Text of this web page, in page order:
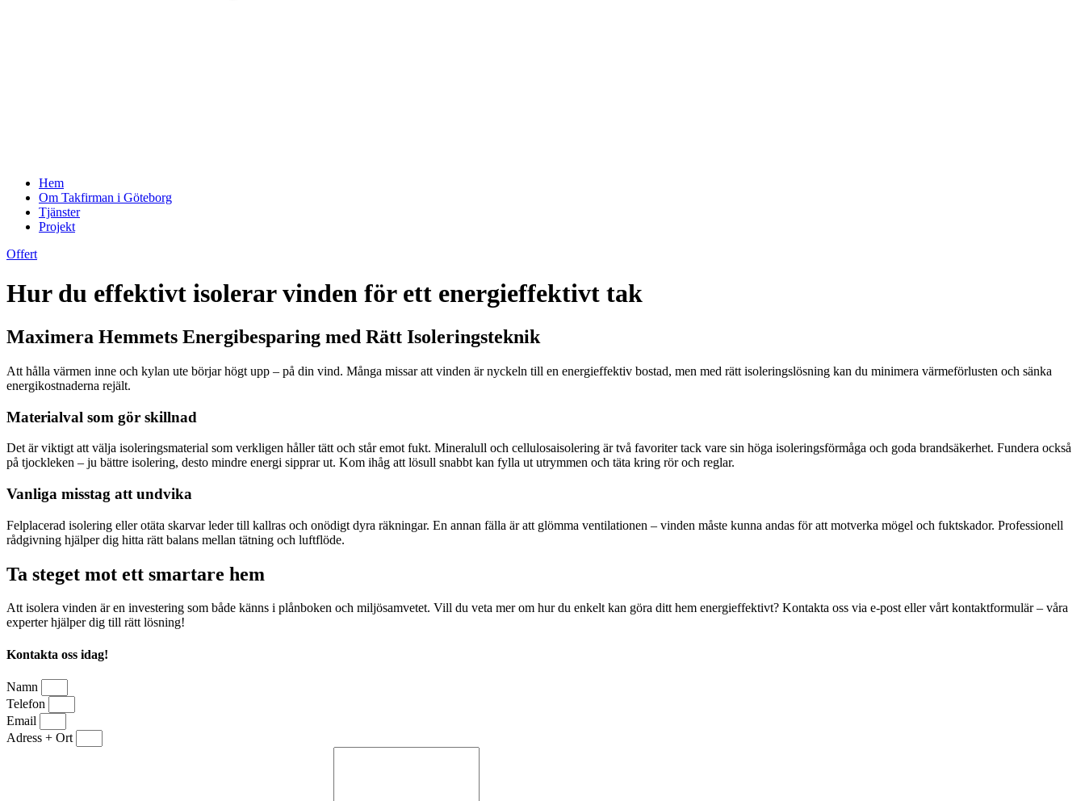
Hem
Om Takfirman i Göteborg
Tjänster
Projekt
Offert
Hur du effektivt isolerar vinden för ett energieffektivt tak
Maximera Hemmets Energibesparing med Rätt Isoleringsteknik
Att hålla värmen inne och kylan ute börjar högt upp – på din vind. Många missar att vinden är nyckeln till en energieffektiv bostad, men med rätt isoleringslösning kan du minimera värmeförlusten och sänka
energikostnaderna rejält.
Materialval som gör skillnad
Det är viktigt att välja isoleringsmaterial som verkligen håller tätt och står emot fukt. Mineralull och cellulosaisolering är två favoriter tack vare sin höga isoleringsförmåga och goda brandsäkerhet. Fundera också
på tjockleken – ju bättre isolering, desto mindre energi sipprar ut. Kom ihåg att lösull snabbt kan fylla ut utrymmen och täta kring rör och reglar.
Vanliga misstag att undvika
Felplacerad isolering eller otäta skarvar leder till kallras och onödigt dyra räkningar. En annan fälla är att glömma ventilationen – vinden måste kunna andas för att motverka mögel och fuktskador. Professionell
rådgivning hjälper dig hitta rätt balans mellan tätning och luftflöde.
Ta steget mot ett smartare hem
Att isolera vinden är en investering som både känns i plånboken och miljösamvetet. Vill du veta mer om hur du enkelt kan göra ditt hem energieffektivt? Kontakta oss via e-post eller vårt kontaktformulär – våra
experter hjälper dig till rätt lösning!
Kontakta oss idag!
Namn
Telefon
Email
Adress + Ort